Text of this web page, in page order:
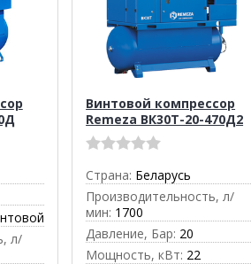
л/
Винтовой компрессор
Remeza ВК30Т-20-470Д2
Страна: Беларусь
Производительность, л/
мин: 1700
Давление, Бар: 20
Мощность, кВт: 22